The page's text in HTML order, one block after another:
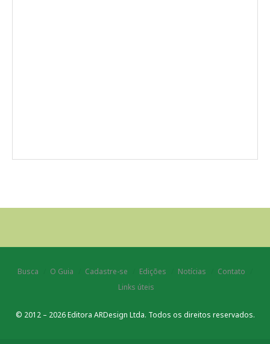
Busca O Guia Cadastre-se Edições Notícias
Contato
Links úteis
© 2012 – 2026 Editora ARDesign Ltda. Todos os direitos reservados.